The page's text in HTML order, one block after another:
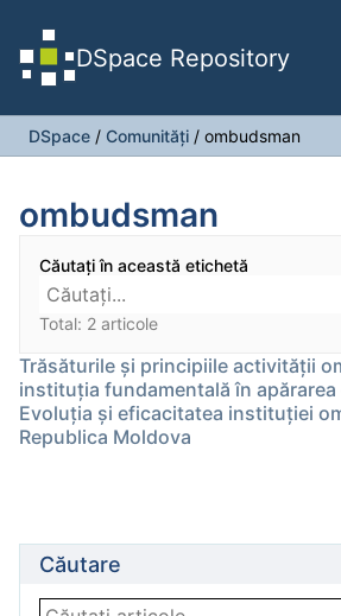
DSpace Repository
DSpace / Comunități / ombudsman
ombudsman
Căutați în această etichetă
Total: 2 articole
Trăsăturile și principiile activității
instituția fundamentală în
Evoluția și eficacitatea instituției
Republica Moldova
Căutare